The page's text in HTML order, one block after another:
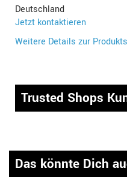
Deutschland
Jetzt kontaktieren
Weitere Details zur
Trusted Shops
Das könnte Dich